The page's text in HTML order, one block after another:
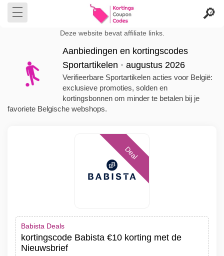
Deze website bevat affiliate links.
Aanbiedingen en kortingscodes
Sportartikelen · augustus 2026
Verifieerbare Sportartikelen acties voor België:
exclusieve promoties, solden en
kortingsbonnen om minder te betalen bij je
favoriete Belgische webshops.
Deal
Babista Deals
kortingscode Babista €10 korting met de
Nieuwsbrief